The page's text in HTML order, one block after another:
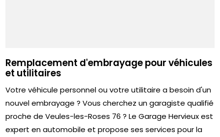
Remplacement d'embrayage pour véhicules
et utilitaires
Votre véhicule personnel ou votre utilitaire a besoin d'un
nouvel embrayage ? Vous cherchez un garagiste qualifié
proche de Veules-les-Roses 76 ? Le Garage Hervieux est
expert en automobile et propose ses services pour la